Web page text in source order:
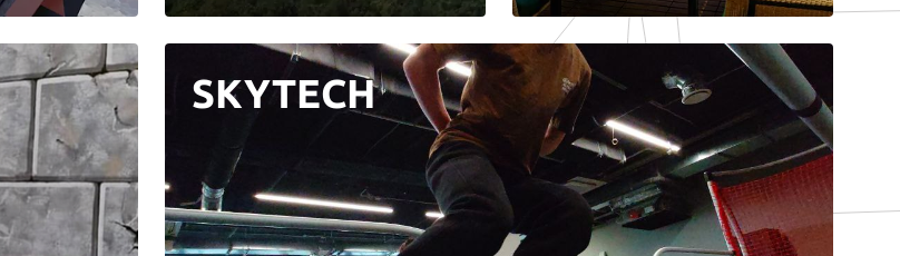
SKYTECH